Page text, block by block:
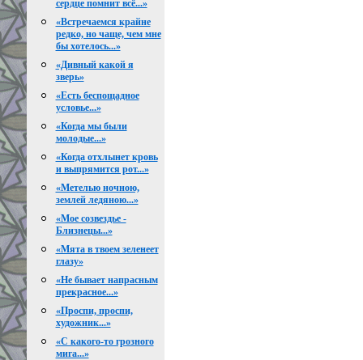
сердце помнит всё...»
«Встречаемся крайне
редко, но чаще, чем мне
бы хотелось...»
«Дивный какой я
зверь»
«Есть беспощадное
условье...»
«Когда мы были
молодые...»
«Когда отхлынет кровь
и выпрямится рот...»
«Метелью ночною,
землей ледяною...»
«Мое созвездье -
Близнецы...»
«Мята в твоем зеленеет
глазу»
«Не бывает напрасным
прекрасное...»
«Проспи, проспи,
художник...»
«С какого-то грозного
мига...»